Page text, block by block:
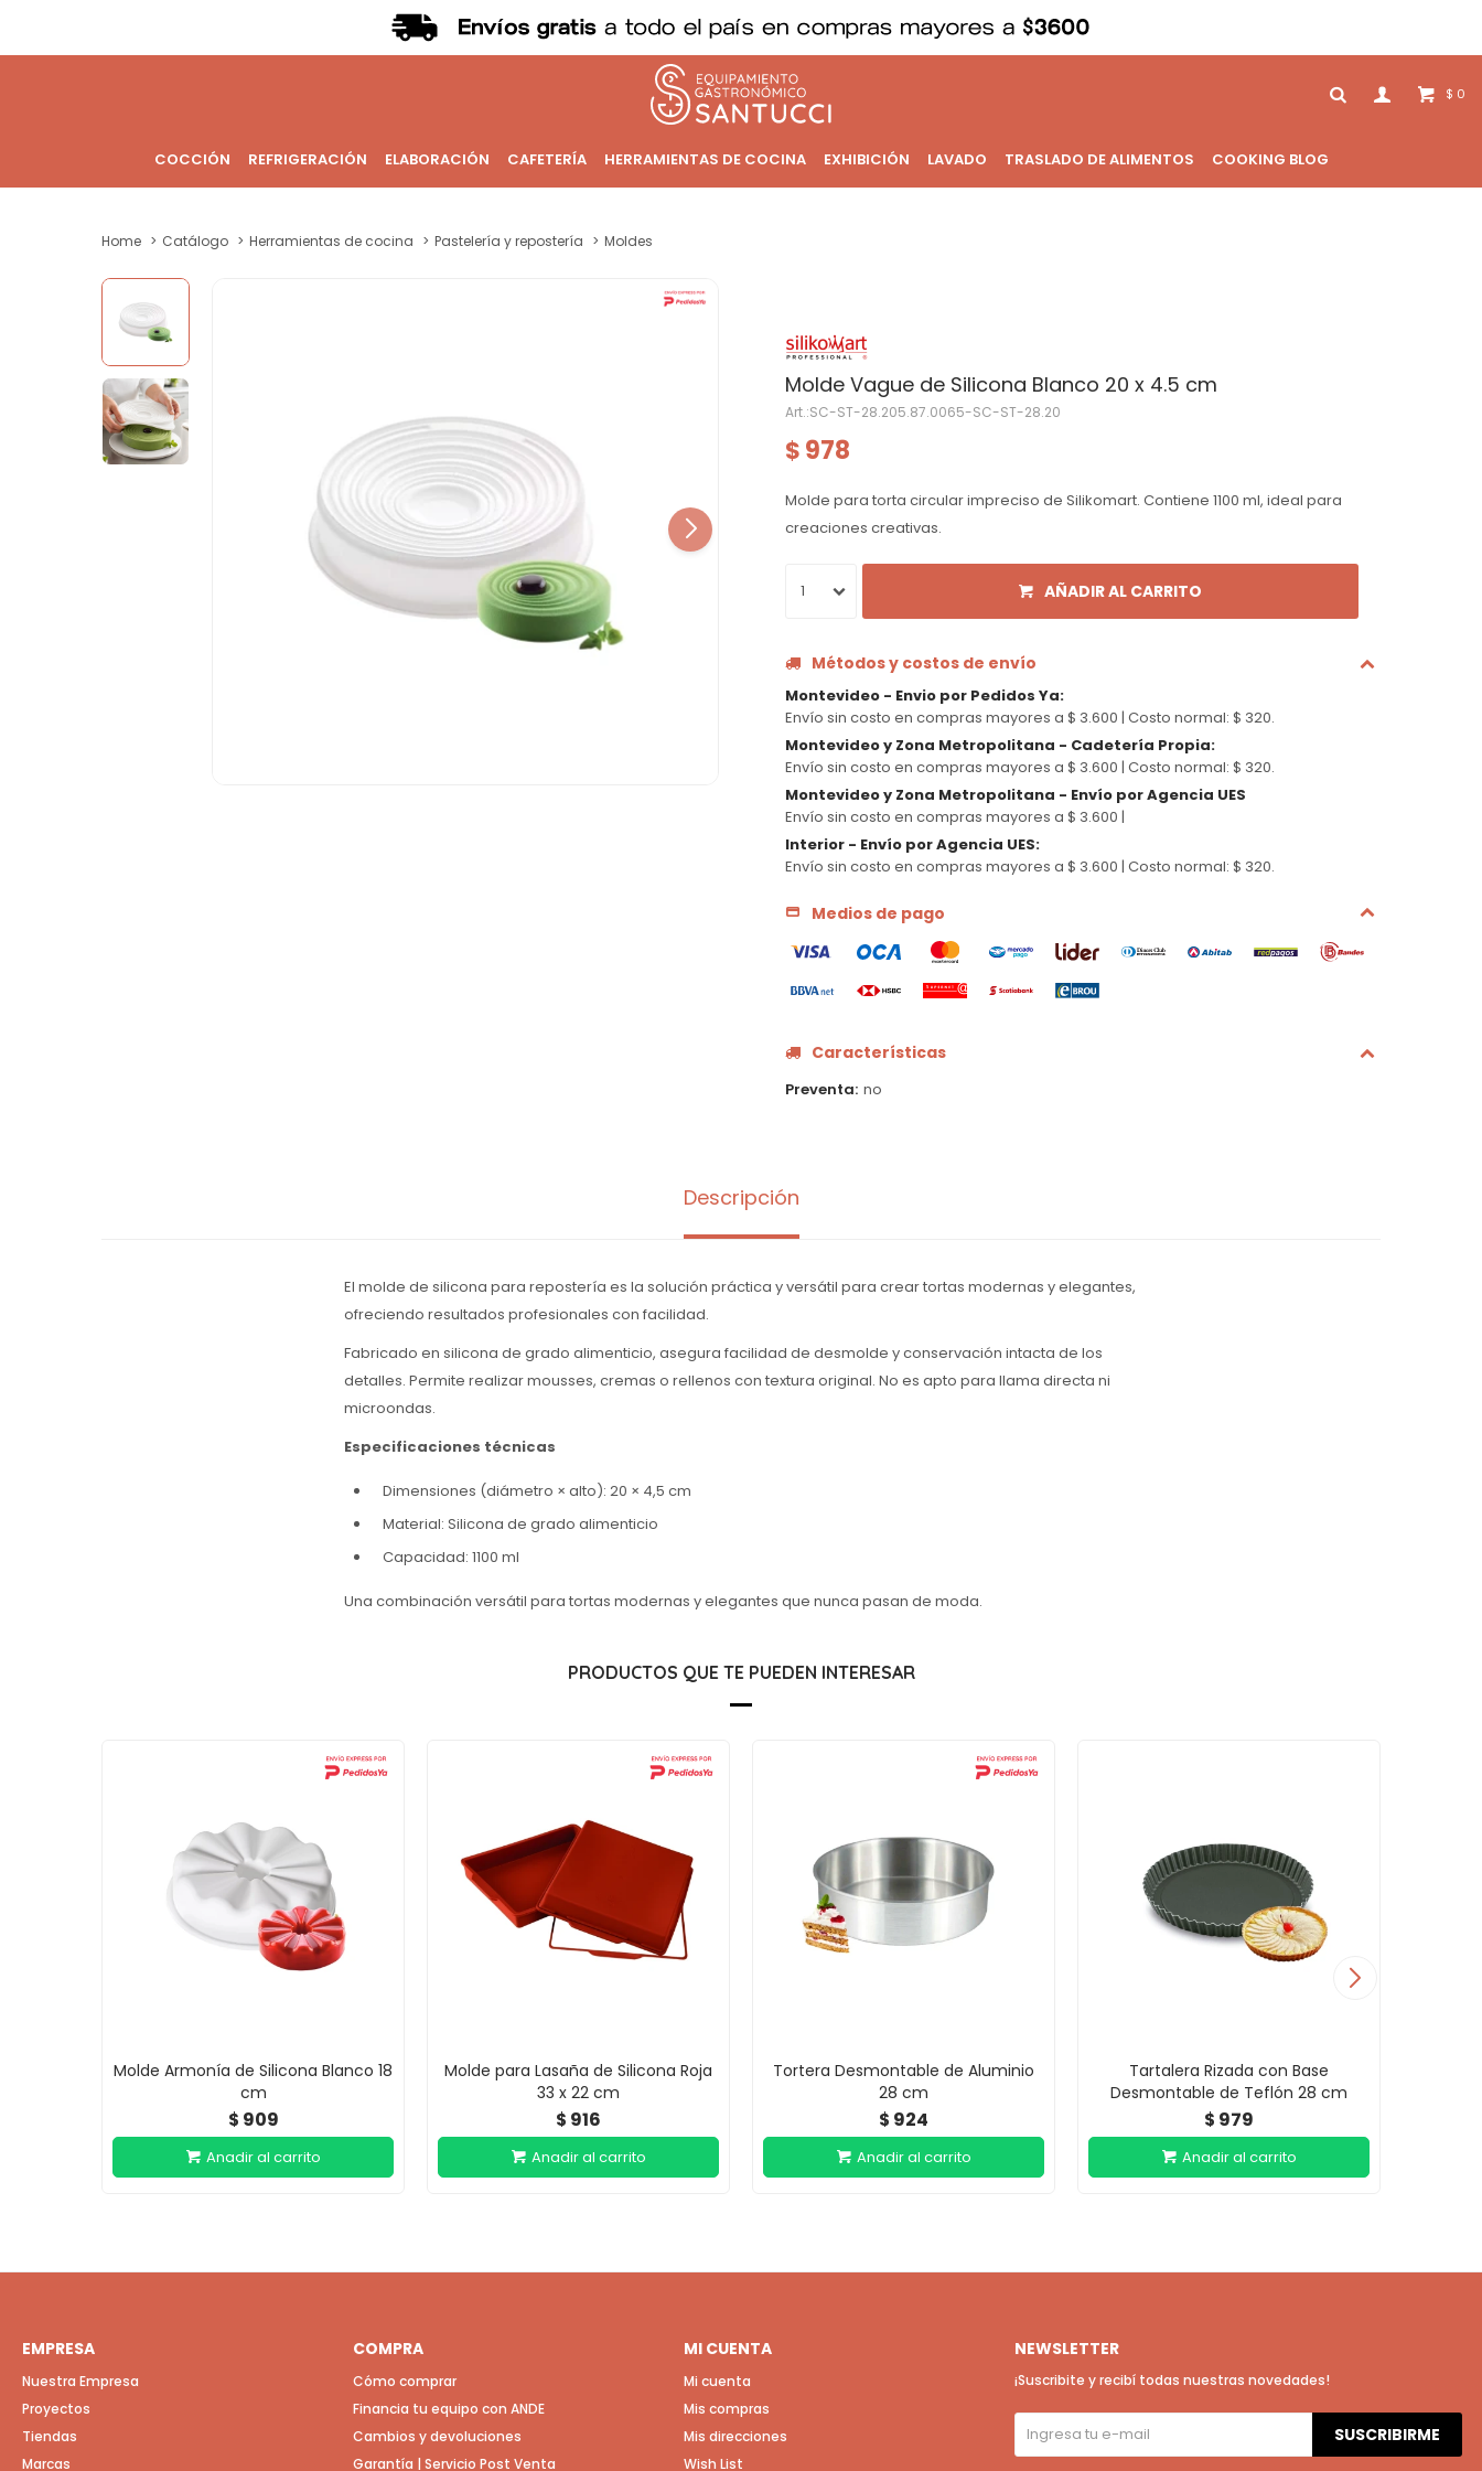
COCCIÓN REFRIGERACIÓN ELABORACIÓN CAFETERÍA HERRAMIENTAS DE COCINA EXHIBICIÓN LAVADO TRASLADO DE ALIMENTOS COOKING BLOG
$ 0
Home Catálogo Herramientas de cocina Pastelería y repostería Moldes
Molde Vague de Silicona Blanco 20 x 4.5 cm
SC-ST-28.205.87.0065-SC-ST-28.20
$ 978
Molde para torta circular impreciso de Silikomart. Contiene 1100 ml, ideal para
creaciones creativas.
1 AÑADIR AL CARRITO
Métodos y costos de envío
Montevideo - Envio por Pedidos Ya:
Envío sin costo en compras mayores a $ 3.600 | Costo normal: $ 320.
Montevideo y Zona Metropolitana - Cadetería Propia:
Envío sin costo en compras mayores a $ 3.600 | Costo normal: $ 320.
Montevideo y Zona Metropolitana - Envío por Agencia UES
Envío sin costo en compras mayores a $ 3.600 |
Interior - Envío por Agencia UES:
Envío sin costo en compras mayores a $ 3.600 | Costo normal: $ 320.
Medios de pago
Características
Preventa no
Descripción
El molde de silicona para repostería es la solución práctica y versátil para crear tortas modernas y elegantes,
ofreciendo resultados profesionales con facilidad.
Fabricado en silicona de grado alimenticio, asegura facilidad de desmolde y conservación intacta de los
detalles. Permite realizar mousses, cremas o rellenos con textura original. No es apto para llama directa ni
microondas.
Especificaciones técnicas
Dimensiones (diámetro × alto): 20 × 4,5 cm
Material: Silicona de grado alimenticio
Capacidad: 1100 ml
Una combinación versátil para tortas modernas y elegantes que nunca pasan de moda.
PRODUCTOS QUE TE PUEDEN INTERESAR
Molde Armonía de Silicona Blanco 18
cm
$ 909
Molde para Lasaña de Silicona Roja
33 x 22 cm
$ 916
Tortera Desmontable de Aluminio
28 cm
$ 924
Tartalera Rizada con Base
Desmontable de Teflón 28 cm
$ 979
EMPRESA
Nuestra Empresa
Proyectos
Tiendas
Marcas
COMPRA
Cómo comprar
Financia tu equipo con ANDE
Cambios y devoluciones
Garantía | Servicio Post Venta
MI CUENTA
Mi cuenta
Mis compras
Mis direcciones
Wish List
NEWSLETTER
¡Suscribite y recibí todas nuestras novedades!
SUSCRIBIRME